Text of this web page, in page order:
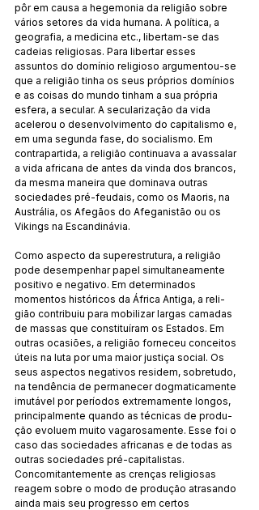
pôr em causa a hegemonia da religião sobre
vários setores da vida humana. A política, a
geografia, a medicina etc., libertam-se das
cadeias religiosas. Para libertar esses
assuntos do domí­nio religioso argumentou-se
que a religião tinha os seus pró­prios domínios
e as coisas do mundo tinham a sua própria
esfera, a secular. A secularização da vida
acelerou o desenvol­vimento do capitalismo e,
em uma segunda fase, do socia­lismo. Em
contrapartida, a religião continuava a avassalar
a vida africana de antes da vinda dos brancos,
da mesma ma­neira que dominava outras
sociedades pré-feudais, como os Maoris, na
Austrália, os Afegãos do Afeganistão ou os
Vikings na Escandinávia.
Como aspecto da superestrutura, a religião
pode de­sempenhar papel simultaneamente
positivo e negativo. Em determinados
momentos históricos da África Antiga, a reli­
gião contribuiu para mobilizar largas camadas
de massas que constituíram os Estados. Em
outras ocasiões, a religião for­neceu conceitos
úteis na luta por uma maior justiça social. Os
seus aspectos negativos residem, sobretudo,
na tendência de permanecer dogmaticamente
imutável por períodos extrema­mente longos,
principalmente quando as técnicas de produ­
ção evoluem muito vagarosamente. Esse foi o
caso das soci­edades africanas e de todas as
outras sociedades pré-capita­listas.
Concomitantemente as crenças religiosas
reagem so­bre o modo de produção atrasando
ainda mais seu progresso em certos